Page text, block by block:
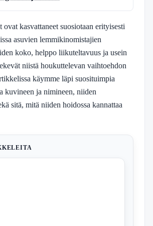
kasvattaneet suosiotaan erityisesti
asuvien lemmikinomistajien
koko, helppo liikuteltavuus ja usein
niistä houkuttelevan vaihtoehdon
käymme läpi suosituimpia
kuvineen ja nimineen, niiden
sitä, mitä niiden hoidossa kannattaa